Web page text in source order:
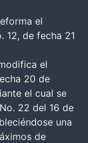
el
12, de fecha 21
el
20 de
el cual se
22 del 16 de
una
de